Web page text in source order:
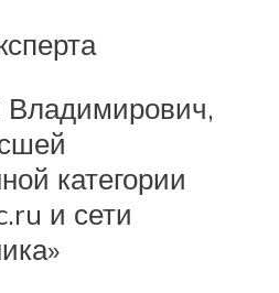
Владимирович,
категории
и сети